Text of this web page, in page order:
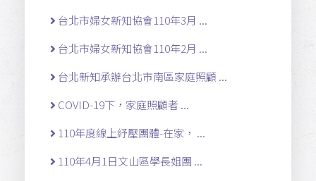
台北市婦女新知協會110年3月 ...
台北市婦女新知協會110年2月 ...
台北新知承辦台北市南區家庭照顧 ...
COVID-19下，家庭照顧者 ...
110年度線上紓壓團體-在家， ...
110年4月1日文山區學長姐團 ...